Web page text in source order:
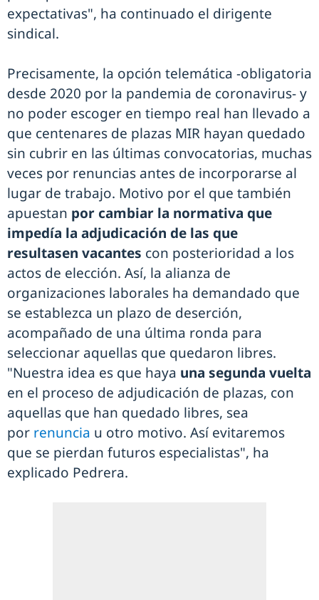
expectativas", ha continuado el dirigente
sindical.
Precisamente, la opción telemática -obligatoria
desde 2020 por la pandemia de coronavirus- y
no poder escoger en tiempo real han llevado a
que centenares de plazas MIR hayan quedado
sin cubrir en las últimas convocatorias, muchas
veces por renuncias antes de incorporarse al
lugar de trabajo. Motivo por el que también
apuestan por cambiar la normativa que
impedía la adjudicación de las que
resultasen vacantes con posterioridad a los
actos de elección. Así, la alianza de
organizaciones laborales ha demandado que
se establezca un plazo de deserción,
acompañado de una última ronda para
seleccionar aquellas que quedaron libres.
"Nuestra idea es que haya una segunda vuelta
en el proceso de adjudicación de plazas, con
aquellas que han quedado libres, sea
por renuncia u otro motivo. Así evitaremos
que se pierdan futuros especialistas", ha
explicado Pedrera.